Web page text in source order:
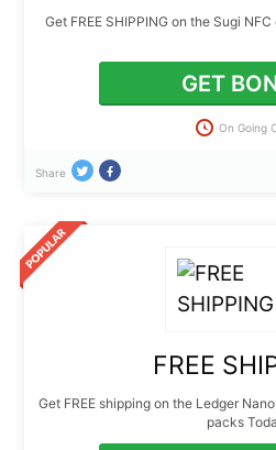
Get FREE SHIPPING on the Sugi
GET
On Going
Share
FREE
Get FREE shipping on the Ledger
packs